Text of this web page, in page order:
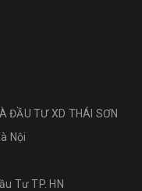
ĐẦU TƯ XD THÁI SƠN
Nội
Tư TP. HN